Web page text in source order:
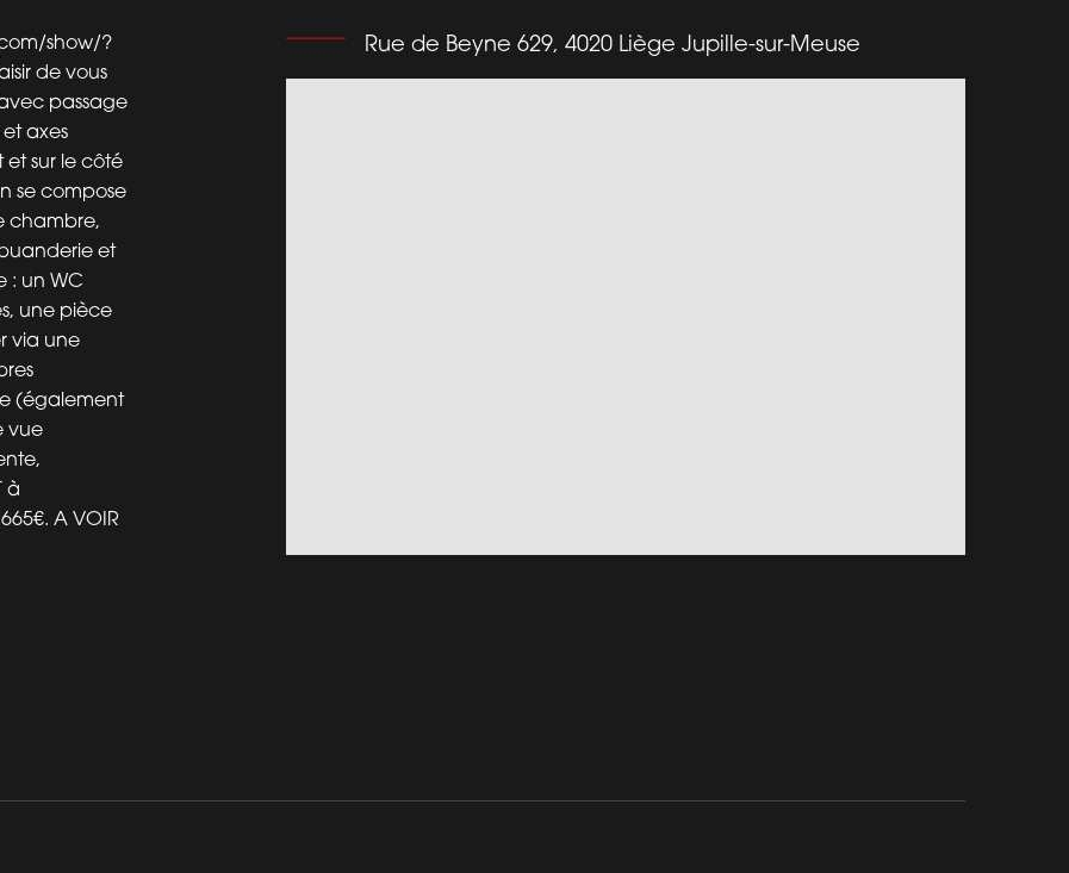
show/?
de vous
passage
axes
et sur le côté
se compose
chambre,
et
: un WC
une pièce
via une
(également
vue
à
A VOIR
Rue de Beyne 629, 4020 Liège Jupille-sur-Meuse